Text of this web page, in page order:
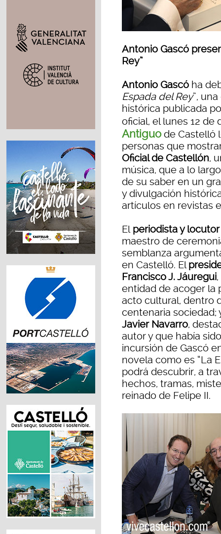
Antonio Gascó
Rey”
Antonio Gascó ha
Espada del Rey”,
histórica publicada
oficial, el lunes 12 de
Antiguode Castelló
personas que
Oficial de Castellón,
música, que a lo
de su saber en un
y divulgación
artículos en revistas
Elperiodista y locutor
maestro de
semblanza
en Castelló. El
Francisco J. Jáuregui
entidad de acoger la
acto cultural, dentro
centenaria sociedad;
Javier Navarro,
autor y que había
incursión de Gascó
novela como es “La
podrá descubrir, a
hechos, tramas,
reinado de Felipe II.